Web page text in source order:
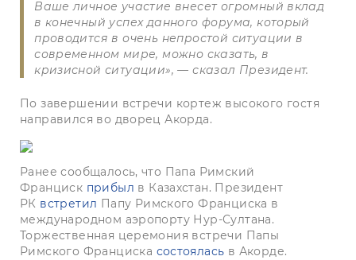
Ваше личное участие внесет огромный вклад
в конечный успех данного форума, который
проводится в очень непростой ситуации в
современном мире, можно сказать, в
кризисной ситуации», — сказал Президент.
По завершении встречи кортеж высокого гостя
направился во дворец Акорда.
Ранее сообщалось, что Папа Римский
Франциск прибыл в Казахстан. Президент
РК встретил Папу Римского Франциска в
международном аэропорту Нур-Султана.
Торжественная церемония встречи Папы
Римского Франциска состоялась в Акорде.